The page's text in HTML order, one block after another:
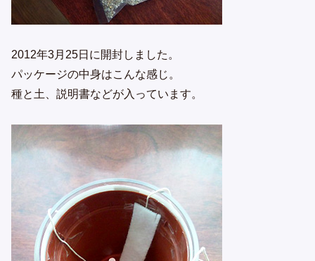
2012年3月25日に開封しました。
パッケージの中身はこんな感じ。
種と土、説明書などが入っています。